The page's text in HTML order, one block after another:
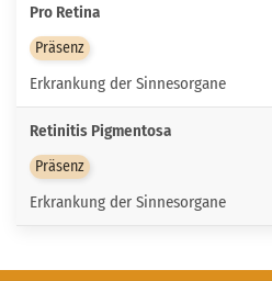
Pro Retina
Präsenz
Erkrankung der Sinnesorgane
Retinitis Pigmentosa
Präsenz
Erkrankung der Sinnesorgane